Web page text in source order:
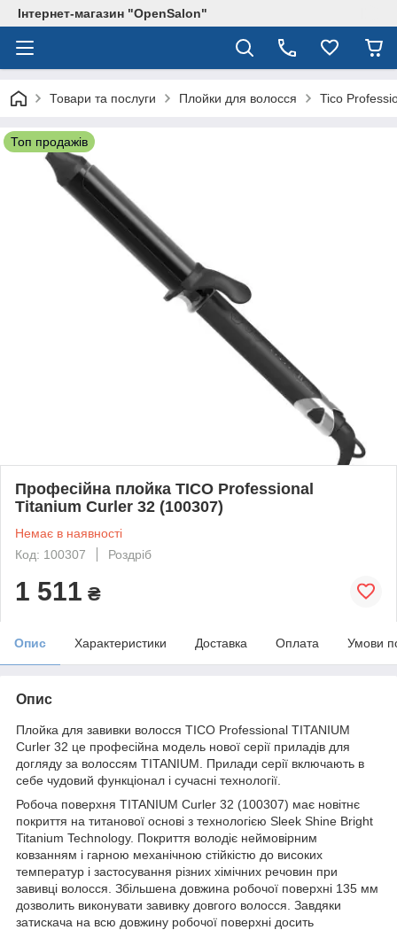
Інтернет-магазин "OpenSalon"
Товари та послуги Плойки для волосся Tico
Топ продажів
Професійна плойка TICO Professional
Titanium Curler 32 (100307)
Немає в наявності
Код: 100307
Роздріб
1 511 ₴
Опис Характеристики Доставка Оплата Умови
Опис
Плойка для завивки волосся TICO Professional TITANIUM
Curler 32 це професійна модель нової серії приладів для
догляду за волоссям TITANIUM. Прилади серії включають в
себе чудовий функціонал і сучасні технології.
Робоча поверхня TITANIUM Curler 32 (100307) має новітнє
покриття на титанової основі з технологією Sleek Shine Bright
Titanium Technology. Покриття володіє неймовірним
ковзанням і гарною механічною стійкістю до високих
температур і застосування різних хімічних речовин при
завивці волосся. Збільшена довжина робочої поверхні 135 мм
дозволить виконувати завивку довгого волосся. Завдяки
затискача на всю довжину робочої поверхні досить